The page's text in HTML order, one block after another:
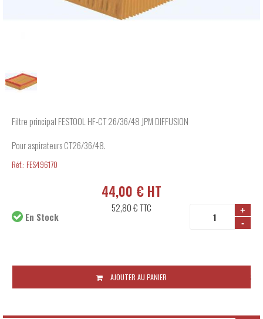
Filtre principal FESTOOL HF-CT 26/36/48 JPM DIFFUSION
Pour aspirateurs CT26/36/48.
Réf.: FES496170
44,00 € HT
52,80 €TTC
+
-
En Stock
48 à 72 heures
AJOUTER AU PANIER